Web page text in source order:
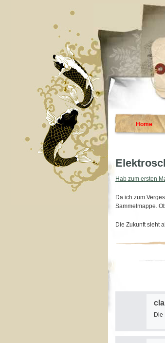
Home
Hab zum ersten
Da ich zum
Sammelmappe.
Die Zukunft sieht
Die